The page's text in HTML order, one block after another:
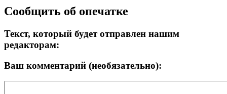
Сообщить об опечатке
Текст, который будет отправлен нашим
редакторам:
Ваш комментарий (необязательно):